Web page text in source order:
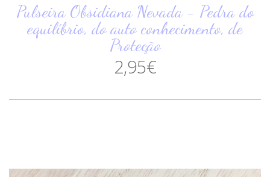
Pulseira Obsidiana Nevada - Pedra do
equilíbrio, do auto conhecimento, de
Proteção
2,95€